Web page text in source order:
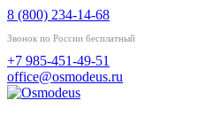
8 (800) 234-14-68
Звонок по России бесплатный
+7 985-451-49-51
office@osmodeus.ru